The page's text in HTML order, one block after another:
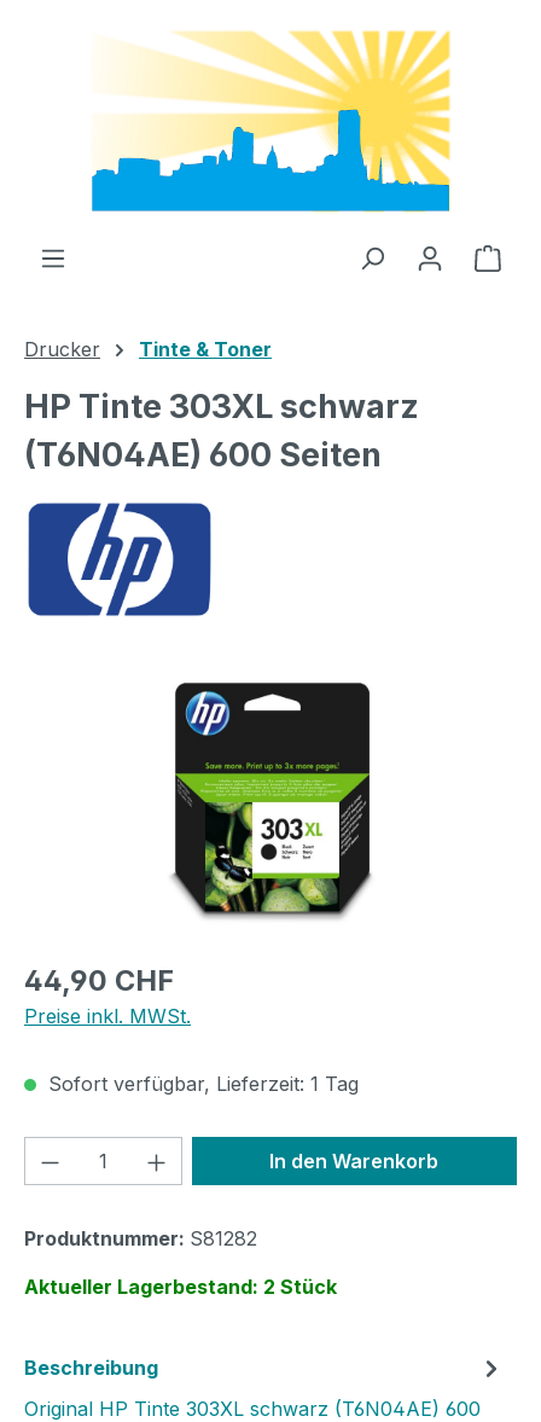
Zum Hauptinhalt springen
Drucker Tinte & Toner
HP Tinte 303XL schwarz
(T6N04AE) 600 Seiten
Regulärer Preis:
44,90 CHF
Preise inkl. MWSt.
Sofort verfügbar, Lieferzeit: 1 Tag
Produkt Anzahl: Gib denIn den Warenkorb
Produktnummer: S81282
Aktueller Lagerbestand: 2 Stück
Beschreibung
Original HP Tinte 303XL schwarz (T6N04AE) 600